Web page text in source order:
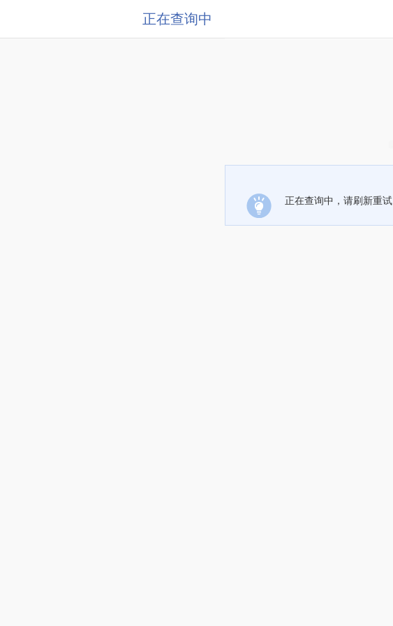
正在查询中
正在查询中，请刷新重试